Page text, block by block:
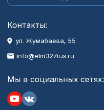
Контакты:
ул. Жумабаева, 55
info@elm327rus.ru
Мы в социальных сетях: